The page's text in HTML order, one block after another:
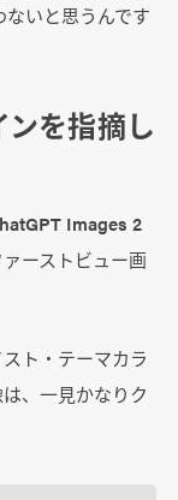
いと思うんです
を指摘し
Images 2
ーストビュー画
ト・テーマカラ
、一見かなりク